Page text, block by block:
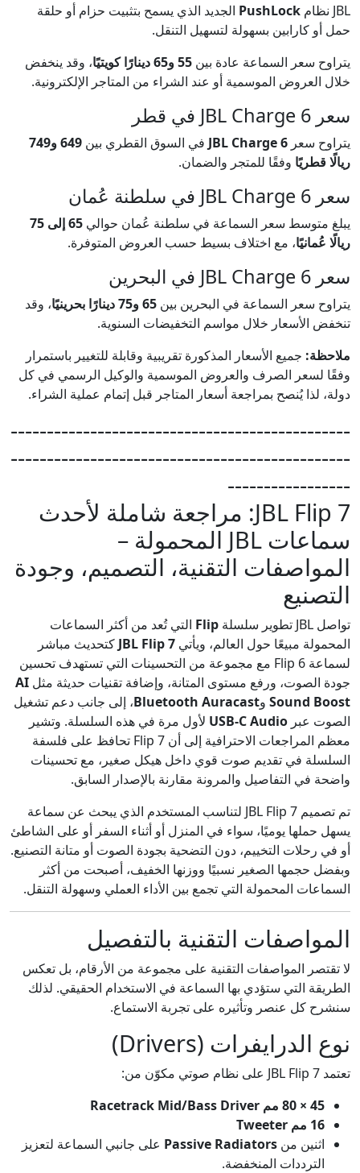
JBL نظام PushLock الجديد الذي يسمح بتثبيت حزام أو حلقة
حمل أو كارابين بسهولة لتسهيل التنقل.
يتراوح سعر السماعة عادة بين 55 و65 دينارًا كويتيًا
، وقد ينخفض
خلال العروض الموسمية أو عند الشراء من المتاجر الإلكترونية.
سعر JBL Charge 6 في قطر
يتراوح سعر JBL Charge 6 في السوق القطري بين
649 و749
ريالًا قطريًا وفقًا للمتجر والضمان.
سعر JBL Charge 6 في سلطنة عُمان
يبلغ متوسط سعر السماعة في سلطنة عُمان حوالي
65 إلى 75
ريالًا عُمانيًا، مع اختلاف بسيط حسب العروض المتوفرة.
سعر JBL Charge 6 في البحرين
يتراوح سعر السماعة في البحرين بين 65 و75 دينارًا بحرينيًا
، وقد
تنخفض الأسعار خلال مواسم التخفيضات السنوية.
ملاحظة: جميع الأسعار المذكورة تقريبية وقابلة للتغيير باستمرار
وفقًا لسعر الصرف والعروض الموسمية والوكيل الرسمي في كل
دولة، لذا يُنصح بمراجعة أسعار المتاجر قبل إتمام عملية الشراء.
-----------------------------------------------
-----------------------------------------------
-----------------
JBL Flip 7: مراجعة شاملة لأحدث
سماعات JBL المحمولة –
المواصفات التقنية، التصميم، وجودة
التصنيع
تواصل JBL تطوير سلسلة Flip التي تُعد من أكثر السماعات
المحمولة مبيعًا حول العالم، ويأتي JBL Flip 7 كتحديث مباشر
لسماعة Flip 6 مع مجموعة من التحسينات التي تستهدف تحسين
جودة الصوت، ورفع مستوى المتانة، وإضافة تقنيات حديثة مثل AI
Sound Boost وBluetooth Auracast، إلى جانب دعم تشغيل
الصوت عبر USB-C Audio لأول مرة في هذه السلسلة. وتشير
معظم المراجعات الاحترافية إلى أن Flip 7 تحافظ على فلسفة
السلسلة في تقديم صوت قوي داخل هيكل صغير، مع تحسينات
واضحة في التفاصيل والمرونة مقارنة بالإصدار السابق.
تم تصميم JBL Flip 7 لتناسب المستخدم الذي يبحث عن سماعة
يسهل حملها يوميًا، سواء في المنزل أو أثناء السفر أو على الشاطئ
أو في رحلات التخييم، دون التضحية بجودة الصوت أو متانة التصنيع.
وبفضل حجمها الصغير نسبيًا ووزنها الخفيف، أصبحت من أكثر
السماعات المحمولة التي تجمع بين الأداء العملي وسهولة التنقل.
المواصفات التقنية بالتفصيل
لا تقتصر المواصفات التقنية على مجموعة من الأرقام، بل تعكس
الطريقة التي ستؤدي بها السماعة في الاستخدام الحقيقي. لذلك
سنشرح كل عنصر وتأثيره على تجربة الاستماع.
نوع الدرايفرات (Drivers)
تعتمد JBL Flip 7 على نظام صوتي مكوّن من:
45 × 80 مم Racetrack Mid/Bass Driver
16 مم Tweeter
اثنين من Passive Radiators على جانبي السماعة لتعزيز
الترددات المنخفضة.